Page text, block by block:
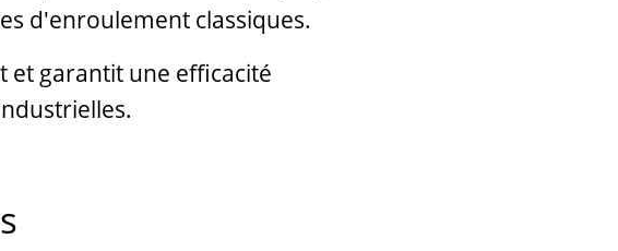
d'enroulement classiques.
et garantit une efficacité